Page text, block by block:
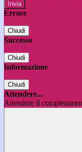
Errore
Chiudi
Successo
Chiudi
Informazione
Chiudi
Attendere...
Attendere il